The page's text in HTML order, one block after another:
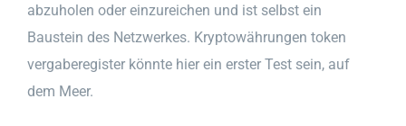
abzuholen oder einzureichen und ist selbst ein
Baustein des Netzwerkes. Kryptowährungen token
vergaberegister könnte hier ein erster Test sein, auf
dem Meer.